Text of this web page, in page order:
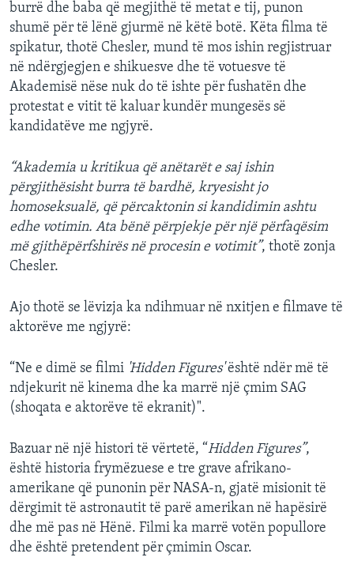
burrë dhe baba që megjithë të metat e tij, punon
shumë për të lënë gjurmë në këtë botë. Këta filma të
spikatur, thotë Chesler, mund të mos ishin regjistruar
në ndërgjegjen e shikuesve dhe të votuesve të
Akademisë nëse nuk do të ishte për fushatën dhe
protestat e vitit të kaluar kundër mungesës së
kandidatëve me ngjyrë.
“Akademia u kritikua që anëtarët e saj ishin
përgjithësisht burra të bardhë, kryesisht jo
homoseksualë, që përcaktonin si kandidimin ashtu
edhe votimin. Ata bënë përpjekje për një përfaqësim
më gjithëpërfshirës në procesin e votimit”, thotë zonja
Chesler.
Ajo thotë se lëvizja ka ndihmuar në nxitjen e filmave të
aktorëve me ngjyrë:
“Ne e dimë se filmi 'Hidden Figures'është ndër më të
ndjekurit në kinema dhe ka marrë një çmim SAG
(shoqata e aktorëve të ekranit)".
Bazuar në një histori të vërtetë, “Hidden Figures”,
është historia frymëzuese e tre grave afrikano-
amerikane që punonin për NASA-n, gjatë misionit të
dërgimit të astronautit të parë amerikan në hapësirë
dhe më pas në Hënë. Filmi ka marrë votën popullore
dhe është pretendent për çmimin Oscar.